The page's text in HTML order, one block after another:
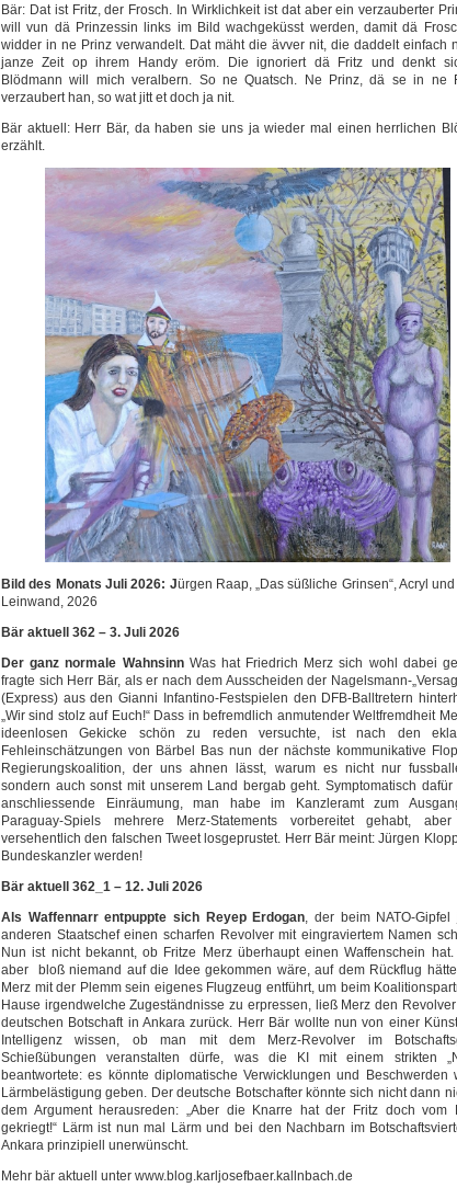
Bär: Dat ist Fritz, der Frosch. In Wirklichkeit ist dat aber ein verzauberter
will vun dä Prinzessin links im Bild wachgeküsst werden, damit dä
widder in ne Prinz verwandelt. Dat mäht die ävver nit, die daddelt einfach
janze Zeit op ihrem Handy eröm. Die ignoriert dä Fritz und denkt
Blödmann will mich veralbern. So ne Quatsch. Ne Prinz, dä se in ne
verzaubert han, so wat jitt et doch ja nit.
Bär aktuell: Herr Bär, da haben sie uns ja wieder mal einen herrlichen
erzählt.
Bild des Monats Juli 2026: Jürgen Raap, „Das süßliche Grinsen“, Acryl
Leinwand, 2026
Bär aktuell 362 – 3. Juli 2026
Der ganz normale WahnsinnWas hat Friedrich Merz sich wohl dabei
fragte sich Herr Bär, als er nach dem Ausscheiden der Nagelsmann-
(Express) aus den Gianni Infantino-Festspielen den DFB-Balltretern
„Wir sind stolz auf Euch!“ Dass in befremdlich anmutender Weltfremdheit
ideenlosen Gekicke schön zu reden versuchte, ist nach den
Fehleinschätzungen von Bärbel Bas nun der nächste kommunikative
Regierungskoalition, der uns ahnen lässt, warum es nicht nur
sondern auch sonst mit unserem Land bergab geht. Symptomatisch dafür
anschliessende Einräumung, man habe im Kanzleramt zum
Paraguay-Spiels mehrere Merz-Statements vorbereitet gehabt,
versehentlich den falschen Tweet losgeprustet. Herr Bär meint: Jürgen
Bundeskanzler werden!
Bär aktuell 362_1 – 12. Juli 2026
Als Waffennarr entpuppte sich Reyep Erdogan , der beim NATO-Gipfel
anderen Staatschef einen scharfen Revolver mit eingraviertem Namen
Nun ist nicht bekannt, ob Fritze Merz überhaupt einen Waffenschein hat.
aber bloß niemand auf die Idee gekommen wäre, auf dem Rückflug
Merz mit der Plemm sein eigenes Flugzeug entführt, um beim
Hause irgendwelche Zugeständnisse zu erpressen, ließ Merz den
deutschen Botschaft in Ankara zurück. Herr Bär wollte nun von einer
Intelligenz wissen, ob man mit dem Merz-Revolver im
Schießübungen veranstalten dürfe, was die KI mit einem strikten
beantwortete: es könnte diplomatische Verwicklungen und Beschwerden
Lärmbelästigung geben. Der deutsche Botschafter könnte sich nicht dann
dem Argument herausreden: „Aber die Knarre hat der Fritz doch vom
gekriegt!“ Lärm ist nun mal Lärm und bei den Nachbarn im
Ankara prinzipiell unerwünscht.
Mehr bär aktuell unter www.blog.karljosefbaer.kallnbach.de